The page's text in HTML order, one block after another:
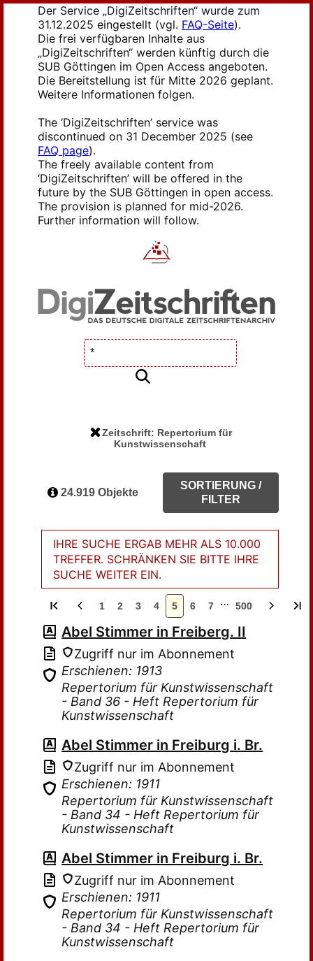
Der Service „DigiZeitschriften“ wurde zum
31.12.2025 eingestellt (vgl. FAQ-Seite).
Die frei verfügbaren Inhalte aus
„DigiZeitschriften“ werden künftig durch die
SUB Göttingen im Open Access angeboten.
Die Bereitstellung ist für Mitte 2026 geplant.
Weitere Informationen folgen.
The ‘DigiZeitschriften’ service was
discontinued on 31 December 2025 (see
FAQ page).
The freely available content from
‘DigiZeitschriften’ will be offered in the
future by the SUB Göttingen in open access.
The provision is planned for mid-2026.
Further information will follow.
Zeitschrift: Repertorium für
Kunstwissenschaft
24.919 Objekte
SORTIERUNG /
FILTER
IHRE SUCHE ERGAB MEHR ALS 10.000
TREFFER. SCHRÄNKEN SIE BITTE IHRE
SUCHE WEITER EIN.
1 2 3 4 5 6 7 … 500
Abel Stimmer in Freiberg. II
Zugriff nur im Abonnement
Erschienen: 1913
Repertorium für Kunstwissenschaft
- Band 36 - Heft Repertorium für
Kunstwissenschaft
Abel Stimmer in Freiburg i. Br.
Zugriff nur im Abonnement
Erschienen: 1911
Repertorium für Kunstwissenschaft
- Band 34 - Heft Repertorium für
Kunstwissenschaft
Abel Stimmer in Freiburg i. Br.
Zugriff nur im Abonnement
Erschienen: 1911
Repertorium für Kunstwissenschaft
- Band 34 - Heft Repertorium für
Kunstwissenschaft